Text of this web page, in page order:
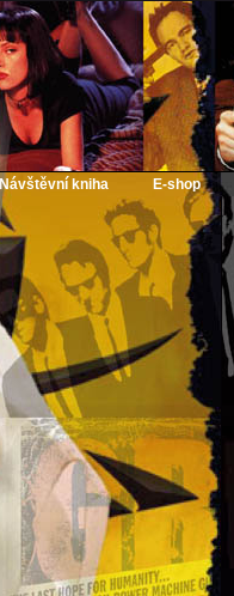
Návštěvní kniha E-shop